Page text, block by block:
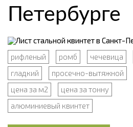
Петербурге
рифленый ромб чечевица
гладкий
просечно-вытяжной
цена за м2
цена за тонну
алюминиевый квинтет